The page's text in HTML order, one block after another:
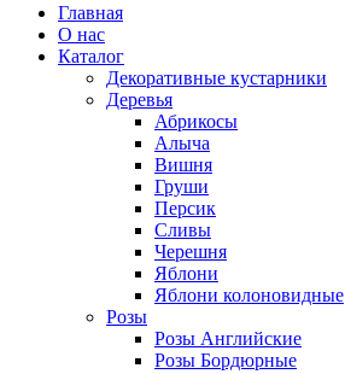
Главная
О нас
Каталог
Декоративные кустарники
Деревья
Абрикосы
Алыча
Вишня
Груши
Персик
Сливы
Черешня
Яблони
Яблони колоновидные
Розы
Розы Английские
Розы Бордюрные